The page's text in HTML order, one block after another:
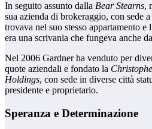
In seguito assunto dalla Bear Stearns,
sua azienda di brokeraggio, con sede
trovava nel suo stesso appartamento e
era una scrivania che fungeva anche
Nel 2006 Gardner ha venduto per
quote aziendali e fondato la
Holdings, con sede in diverse città
presidente e proprietario.
Speranza e Determinazione